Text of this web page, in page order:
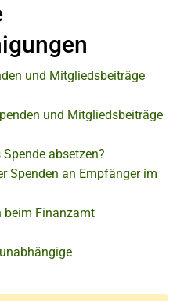
und Mitgliedsbeiträge
und Mitgliedsbeiträge
absetzen?
Spenden an Empfänger im
beim Finanzamt